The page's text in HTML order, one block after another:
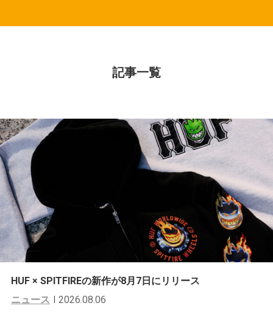
記事一覧
HUF × SPITFIREの新作が8月7日にリリース
ニュース
2026.08.06